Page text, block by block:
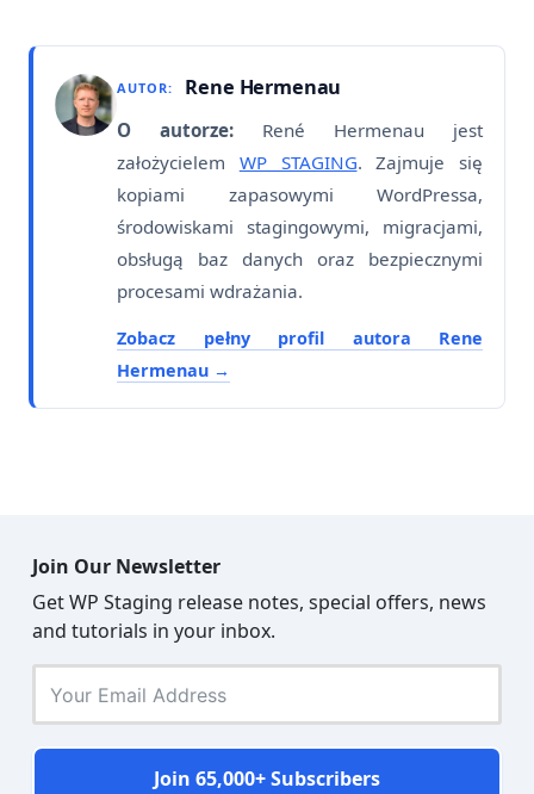
AUTOR: Rene Hermenau
O autorze: René Hermenau jest
założycielem WP STAGING. Zajmuje się
kopiami zapasowymi WordPressa,
środowiskami stagingowymi, migracjami,
obsługą baz danych oraz bezpiecznymi
procesami wdrażania.
Zobacz pełny profil autora Rene
Hermenau
Join Our Newsletter
Get WP Staging release notes, special offers, news
and tutorials in your inbox.
Join 65,000+ Subscribers